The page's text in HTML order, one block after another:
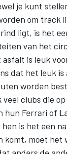
je kunt
om track
ligt, is het
van het
is leuk
dat het leuk
worden
veel clubs die
hun Ferrari of
hen is het een
komt, moet het